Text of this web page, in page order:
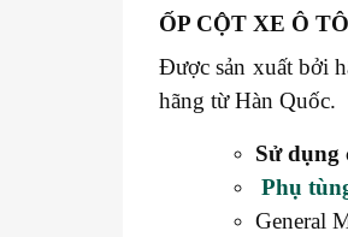
ỐP CỘT XE Ô
Được sản xuất bởi
hãng từ Hàn Quốc.
Sử dụng
Phụ
General